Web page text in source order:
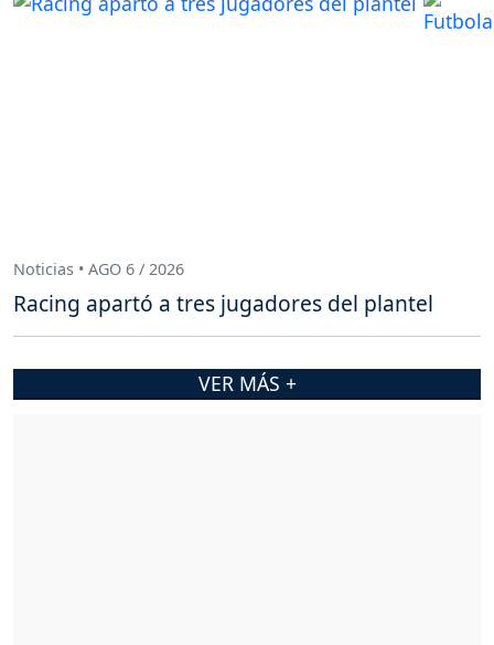
Noticias • AGO 6 / 2026
Racing apartó a tres jugadores del plantel
VER MÁS +